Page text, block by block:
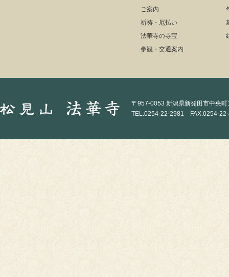
ご案内
祈祷・厄払い
法華寺の寺宝
参観・交通案内
〒957-0053 新潟県新発田市中央
TEL.0254-22-2981 FAX.0254-